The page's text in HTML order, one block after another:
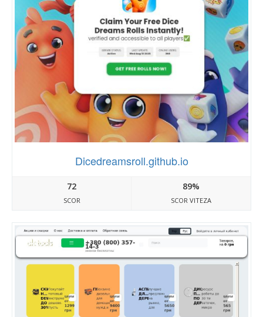
Dicedreamsroll.github.io
72
SCOR
89%
SCOR VITEZA